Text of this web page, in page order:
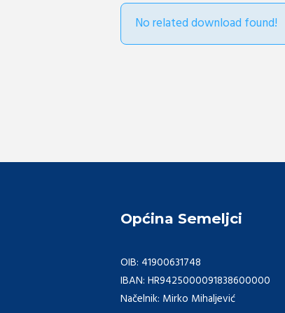
No related download found!
Općina Semeljci
OIB: 41900631748
IBAN: HR9425000091838600000
Načelnik: Mirko Mihaljević